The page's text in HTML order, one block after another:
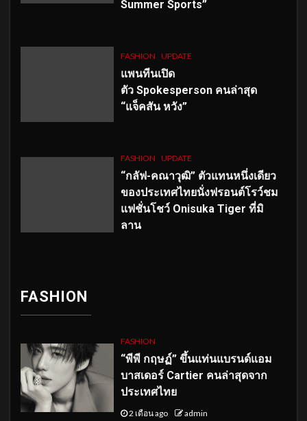
Summer Sports”
FASHION UPDATE
แพนทีนเปิด
ตัว Spokesperson คนล่าสุด
“แจ็คสัน หวัง”
FASHION UPDATE
“กลัฟ-คณาวุฒิ” ตัวแทนหนึ่งเดียว
ของประเทศไทยนั่งฟรอนต์โรว์ชม
แฟชั่นโชว์ Onisuka Tiger ที่มิ
ลาน
FASHION
FASHION
“พีพี กฤษฏ์” ขึ้นแท่นแบรนด์แอม
บาสเดอร์ Cartier คนล่าสุดจาก
ประเทศไทย
2 เดือน ago admin